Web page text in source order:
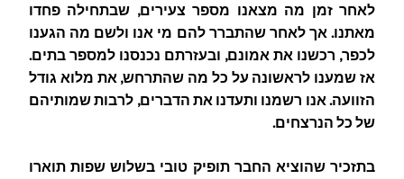
לאחר זמן מה מצאנו מספר צעירים, שבתחילה פחדו
מאתנו. אך לאחר שהתברר להם מי אנו ולשם מה הגענו
לכפר, רכשנו את אמונם, ובעזרתם נכנסנו למספר בתים.
אז שמענו לראשונה על כל מה שהתרחש, את מלוא גודל
הזוועה. אנו רשמנו ותעדנו את הדברים, לרבות שמותיהם
של כל הנרצחים.
בתזכיר שהוציא החבר תופיק טובי בשלוש שפות תוארו